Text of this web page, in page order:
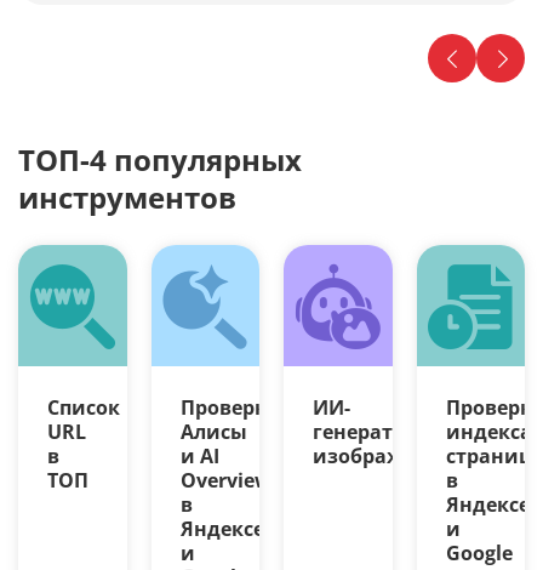
ТОП-4 популярных
инструментов
Список
URL
в
ТОП
Проверка
Алисы
и AI
Overview
в
Яндексе
и
ИИ-
генератор
изображений
Проверка
страниц
в
Яндексе
и
Google